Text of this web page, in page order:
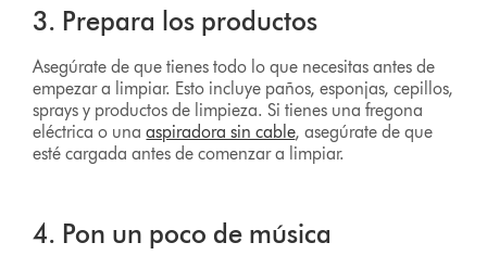
3. Prepara los productos
Asegúrate de que tienes todo lo que necesitas antes de
empezar a limpiar. Esto incluye paños, esponjas, cepillos,
sprays y productos de limpieza. Si tienes una fregona
eléctrica o unaaspiradora sin cable, asegúrate de que
esté cargada antes de comenzar a limpiar.
4. Pon un poco de música